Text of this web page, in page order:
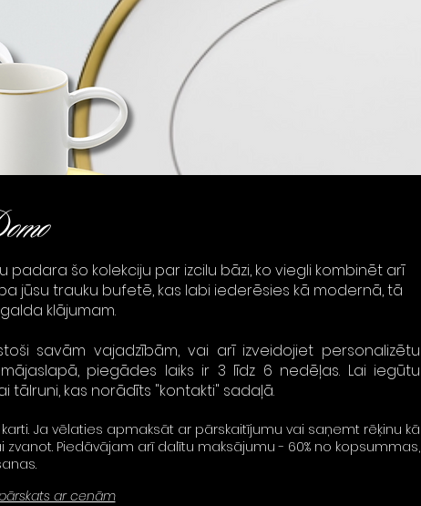
šo kolekciju par izcilu bāzi, ko viegli kombinēt arī
jūsu trauku bufetē, kas labi iederēsies kā modernā, tā
klājumam.
savām vajadzībām, vai arī izveidojiet personalizētu
piegādes laiks ir 3 līdz 6 nedēļas. Lai iegūtu
tālruni, kas norādīts "kontakti" sadaļā.
Ja vēlaties apmaksāt ar pārskaitījumu vai saņemt rēķinu kā
Piedāvājam arī dalītu maksājumu - 60% no kopsummas,
ar cenām